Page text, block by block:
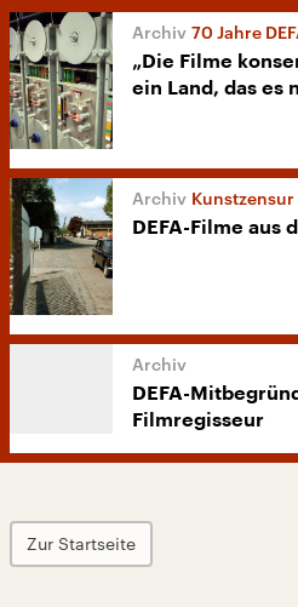
70 Jahre
„Die Filme
ein Land, das es
Kunstzensur
DEFA-Filme aus
DEFA-
Filmregisseur
Zur Startseite